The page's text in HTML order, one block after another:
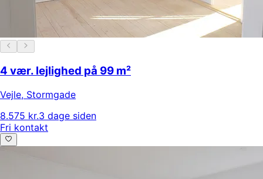
4 vær. lejlighed på 99 m²
Vejle, Stormgade
8.575 kr.3 dage siden
Fri kontakt